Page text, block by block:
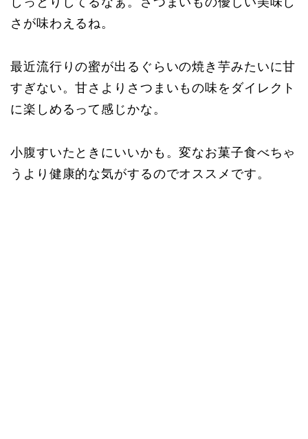
さが味わえるね。
最近流行りの蜜が出るぐらいの焼き芋みたいに甘
すぎない。甘さよりさつまいもの味をダイレクト
に楽しめるって感じかな。
小腹すいたときにいいかも。変なお菓子食べちゃ
うより健康的な気がするのでオススメです。